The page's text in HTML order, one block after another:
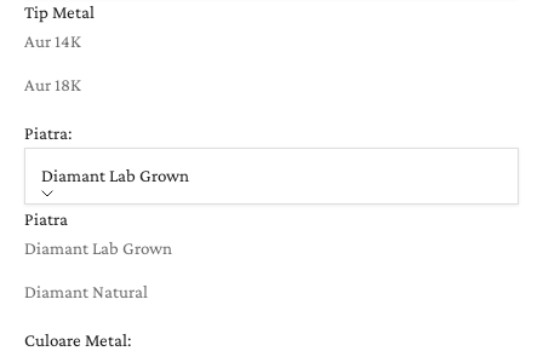
Tip Metal
Aur 14K
Aur 18K
Piatra:
Diamant Lab Grown
Piatra
Diamant Lab Grown
Diamant Natural
Culoare Metal: